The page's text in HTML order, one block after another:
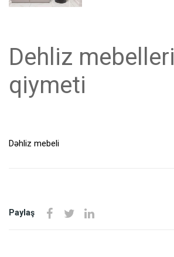
Dehliz mebelleri
qiymeti
Dəhliz mebeli
Paylaş